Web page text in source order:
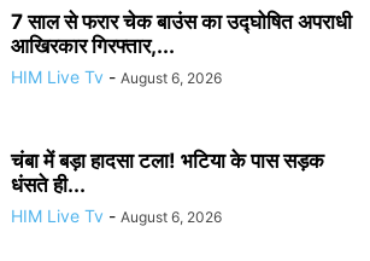
7 साल से फरार चेक बाउंस का उद्घोषित अपराधी
आखिरकार गिरफ्तार,...
HIM Live Tv - August 6, 2026
चंबा में बड़ा हादसा टला! भटिया के पास सड़क
धंसते ही...
HIM Live Tv - August 6, 2026